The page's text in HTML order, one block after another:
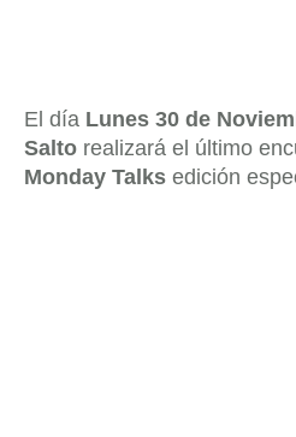
El día Lunes 30 de
Salto realizará el último
Monday Talks edición